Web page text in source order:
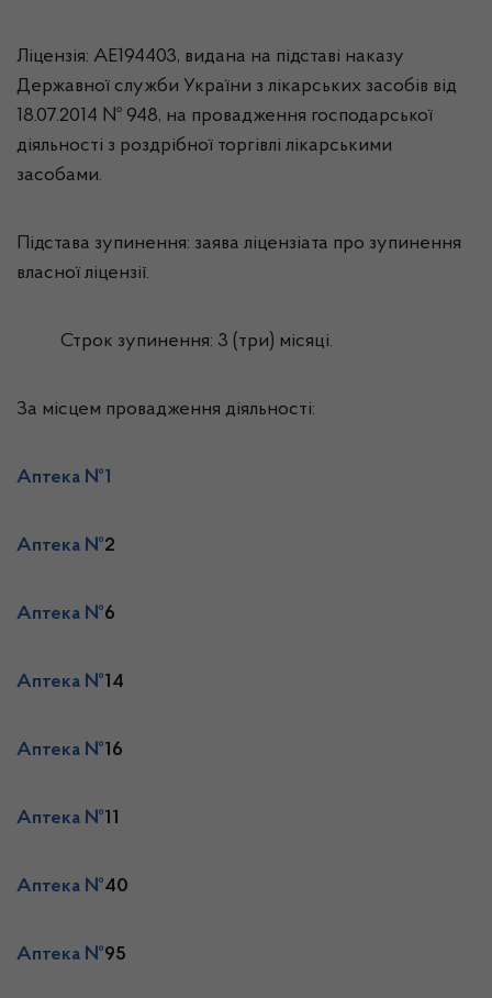
Ліцензія: АЕ194403, видана на підставі наказу
Державної служби України з лікарських засобів від
18.07.2014 № 948, на провадження господарської
діяльності з роздрібної торгівлі лікарськими
засобами.
Підстава зупинення: заява ліцензіата про зупинення
власної ліцензії.
Строк зупинення: 3 (три) місяці.
За місцем провадження діяльності:
Аптека №1
Аптека №2
Аптека №6
Аптека №14
Аптека №16
Аптека №11
Аптека №40
Аптека №95